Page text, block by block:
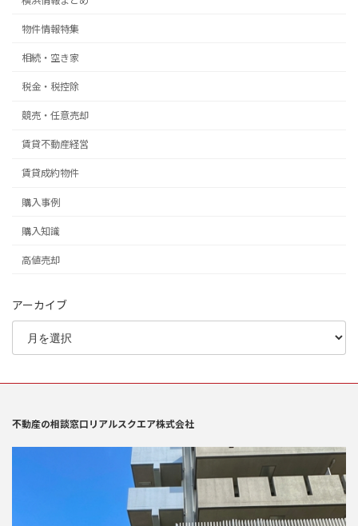
物件情報特集
相続・空き家
税金・税控除
競売・任意売却
賃貸不動産経営
賃貸成約物件
購入事例
購入知識
高値売却
アーカイブ
不動産の相談窓口リアルスクエア株式会社